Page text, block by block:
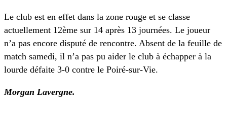
Le club est en effet dans la zone rouge et se classe
actuellement 12ème sur 14 après 13 journées. Le joueur
n’a pas encore disputé de rencontre. Absent de la feuille de
match samedi, il n’a pas pu aider le club à échapper à la
lourde défaite 3-0 contre le Poiré-sur-Vie.
Morgan Lavergne.